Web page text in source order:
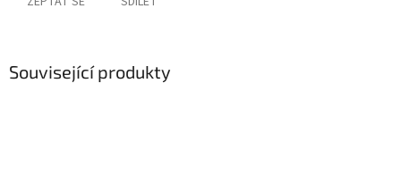
Související produkty